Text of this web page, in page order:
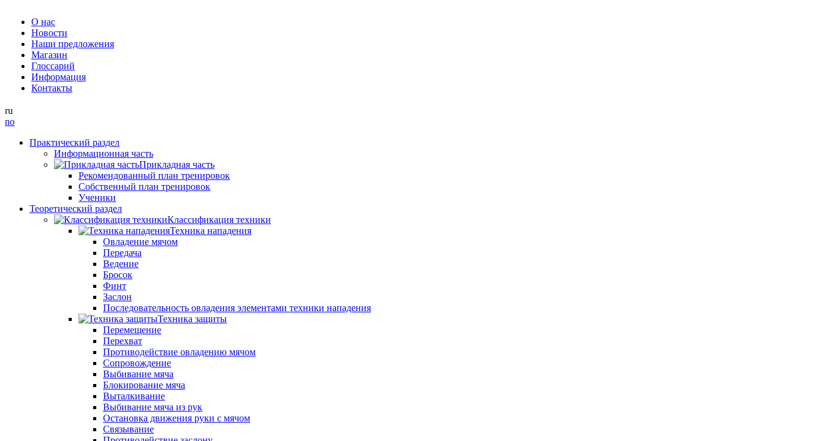
О нас
Новости
Наши предложения
Магазин
Глоссарий
Информация
Контакты
ru
no
Практический раздел
Информационная часть
Прикладная часть
Рекомендованный план тренировок
Собственный план тренировок
Ученики
Теоретический раздел
Классификация техники
Техника нападения
Овладение мячом
Передача
Ведение
Бросок
Финт
Заслон
Последовательность овладения элементами техники нападения
Техника защиты
Перемещение
Перехват
Противодействие овладению мячом
Сопровождение
Выбивание мяча
Блокирование мяча
Выталкивание
Выбивание мяча из рук
Остановка движения руки с мячом
Связывание